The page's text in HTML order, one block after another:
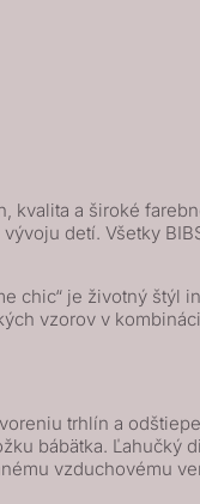
a široké
detí. Všetky
chic“ je životný štýl
vzorov v
trhlín a
bábätka. Ľahučký
vzduchovému